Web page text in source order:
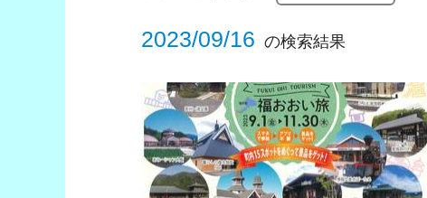
2023/09/16 の検索結果